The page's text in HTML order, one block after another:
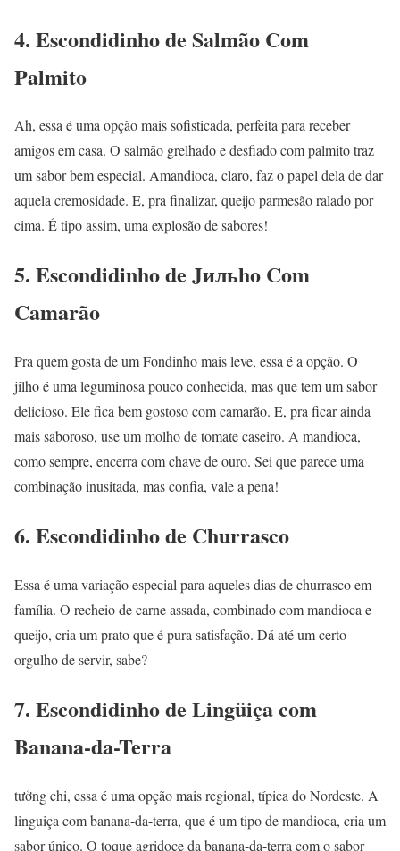
4. Escondidinho de Salmão Com
Palmito
Ah, essa é uma opção mais sofisticada, perfeita para receber
amigos em casa. O salmão grelhado e desfiado com palmito traz
um sabor bem especial. Amandioca, claro, faz o papel dela de dar
aquela cremosidade. E, pra finalizar, queijo parmesão ralado por
cima. É tipo assim, uma explosão de sabores!
5. Escondidinho de Jильho Com
Camarão
Pra quem gosta de um Fondinho mais leve, essa é a opção. O
jilho é uma leguminosa pouco conhecida, mas que tem um sabor
delicioso. Ele fica bem gostoso com camarão. E, pra ficar ainda
mais saboroso, use um molho de tomate caseiro. A mandioca,
como sempre, encerra com chave de ouro. Sei que parece uma
combinação inusitada, mas confia, vale a pena!
6. Escondidinho de Churrasco
Essa é uma variação especial para aqueles dias de churrasco em
família. O recheio de carne assada, combinado com mandioca e
queijo, cria um prato que é pura satisfação. Dá até um certo
orgulho de servir, sabe?
7. Escondidinho de Lingüiça com
Banana-da-Terra
tưởng chi, essa é uma opção mais regional, típica do Nordeste. A
linguiça com banana-da-terra, que é um tipo de mandioca, cria um
sabor único. O toque agridoce da banana-da-terra com o sabor